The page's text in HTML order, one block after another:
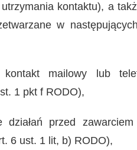
kontaktu), a
w
kontakt mailowy lub
1 pkt f RODO),
działań przed
6 ust. 1 lit, b) RODO),